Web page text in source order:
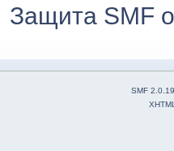
Защита SMF
SMF 2.0.19